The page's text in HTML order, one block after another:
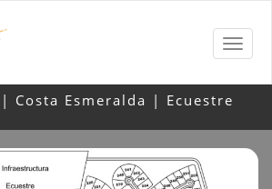
Costa Esmeralda | Ecuestre